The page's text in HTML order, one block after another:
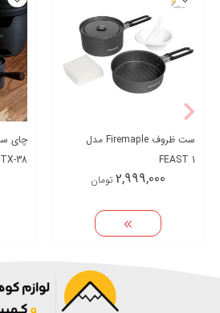
ست ظروف Firemaple مدل
FEAST 1
2,999,000 تومان
TX-38